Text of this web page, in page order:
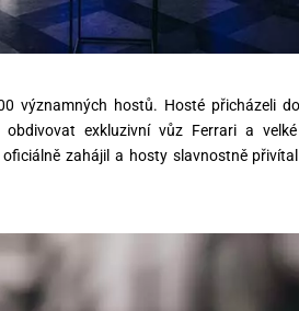
významných hostů. Hosté přicházeli
exkluzivní vůz Ferrari a
zahájil a hosty slavnostně